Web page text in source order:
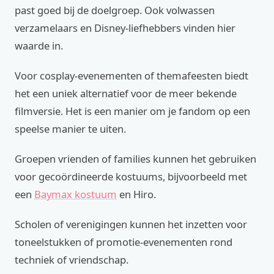
past goed bij de doelgroep. Ook volwassen
verzamelaars en Disney-liefhebbers vinden hier
waarde in.
Voor cosplay-evenementen of themafeesten biedt
het een uniek alternatief voor de meer bekende
filmversie. Het is een manier om je fandom op een
speelse manier te uiten.
Groepen vrienden of families kunnen het gebruiken
voor gecoördineerde kostuums, bijvoorbeeld met
een Baymax kostuum en Hiro.
Scholen of verenigingen kunnen het inzetten voor
toneelstukken of promotie-evenementen rond
techniek of vriendschap.